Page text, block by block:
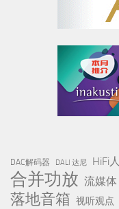
DAC解码器 DALI 达尼 HiFi
合并功放 流媒体
落地音箱 视听观点